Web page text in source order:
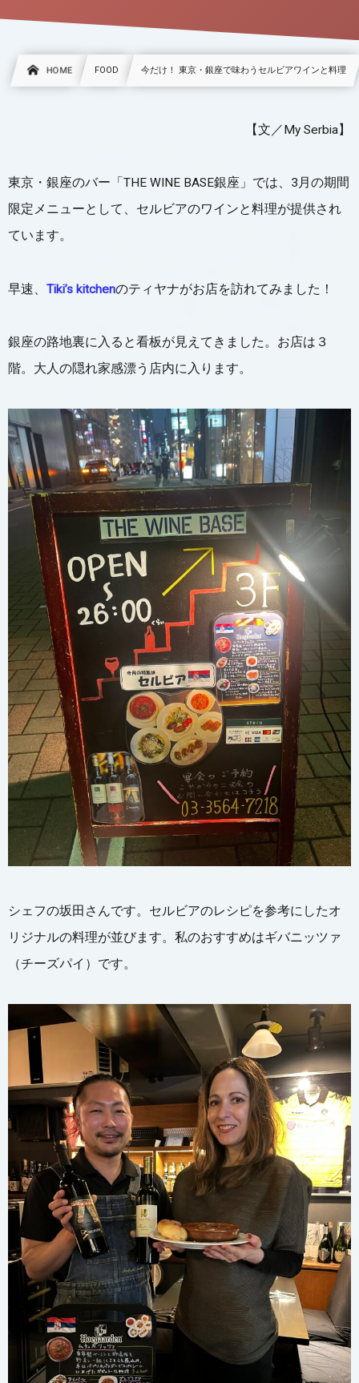
HOME FOOD 今だけ！ 東京・銀座で味わうセルビアワインと料理
【文／My Serbia】
東京・銀座のバー「THE WINE BASE銀座」では、3月の期間
限定メニューとして、セルビアのワインと料理が提供され
ています。
早速、 Tiki’s kitchenのティヤナがお店を訪れてみました！
銀座の路地裏に入ると看板が見えてきました。お店は３
階。大人の隠れ家感漂う店内に入ります。
シェフの坂田さんです。セルビアのレシピを参考にしたオ
リジナルの料理が並びます。私のおすすめはギバニッツァ
（チーズパイ）です。